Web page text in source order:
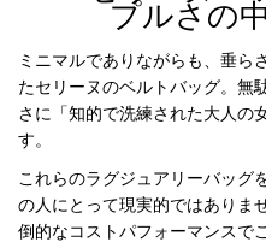
プルさの
ミニマルでありながらも、垂ら
たセリーヌのベルトバッグ。無
さに「知的で洗練された大人の
す。
これらのラグジュアリーバッグ
の人にとって現実的ではありま
倒的なコストパフォーマンスで